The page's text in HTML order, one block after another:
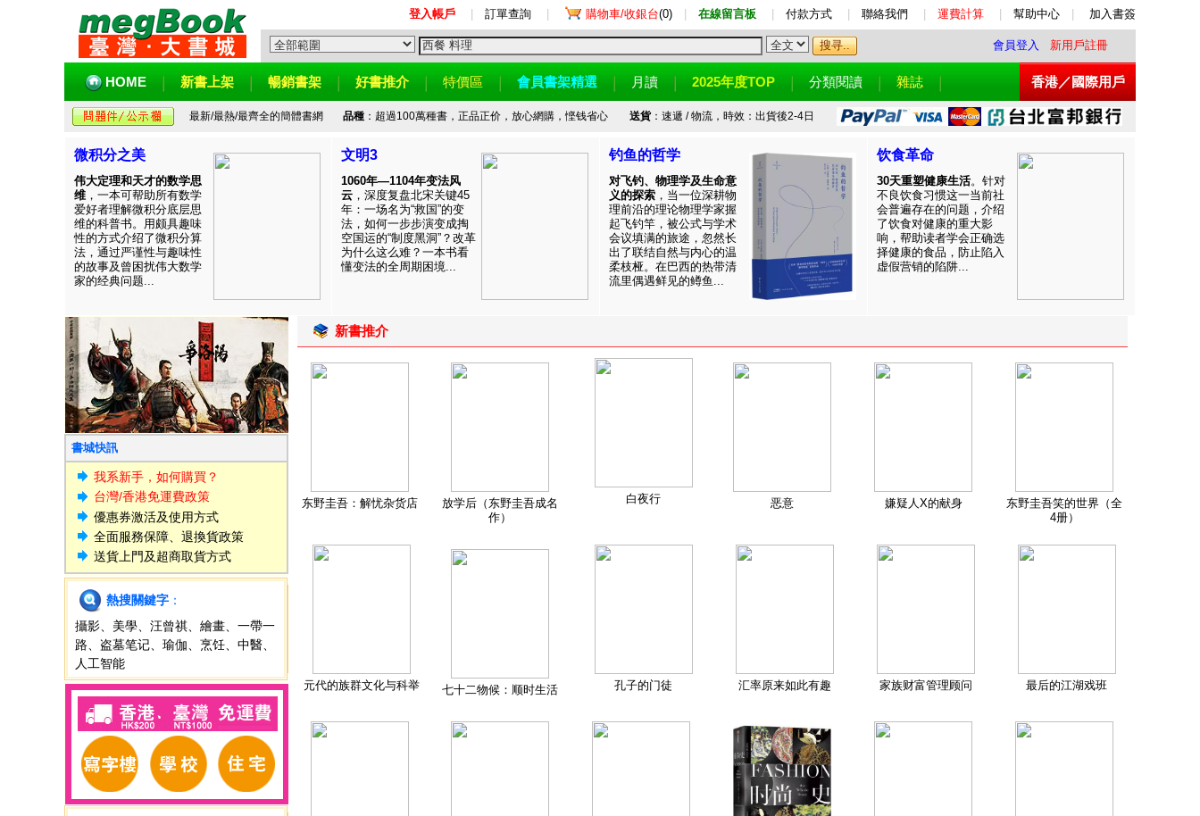
登入帳戶 訂單查詢 購物車/收銀台(0) 在線留言板 付款方式 聯絡我們 運費計算 幫助中心 加入書簽
會員登入 新用戶註冊
HOME 新書上架 暢銷書架 好書推介 特價區 會員書架精選 月讀 2025年度TOP 分類閱讀 雜誌 香港／國際用戶
最新/最熱/最齊全的簡體書網 品種：超過100萬種書，正品正价，放心網購，悭钱省心 送貨：速遞 / 物流，時效：出貨後2-4日
微积分之美
伟大定理和天才的数学思
维 ，一本可帮助所有数学
爱好者理解微积分底层思
维的科普书。用颇具趣味
性的方式介绍了微积分算
法，通过严谨性与趣味性
的故事及曾困扰伟大数学
家的经典问题...
文明3
1060年—1104年变法风
云 ，深度复盘北宋关键45
年：一场名为“救国”的变
法，如何一步步演变成掏
空国运的“制度黑洞”？改革
为什么这么难？一本书看
懂变法的全周期困境...
钓鱼的哲学
对飞钓、物理学及生命意
义的探索 ，当一位深耕物
理前沿的理论物理学家握
起飞钓竿，被公式与学术
会议填满的旅途，忽然长
出了联结自然与内心的温
柔枝桠。在巴西的热带清
流里偶遇鲜见的鳟鱼...
饮食革命
30天重塑健康生活。针对
不良饮食习惯这一当前社
会普遍存在的问题，介绍
了饮食对健康的重大影
响，帮助读者学会正确选
择健康的食品，防止陷入
虚假营销的陷阱...
書城快訊
我系新手，如何購買？
台灣/香港免運費政策
優惠券激活及使用方式
全面服務保障、退換貨政策
送貨上門及超商取貨方式
熱搜關鍵字 ：
攝影
美學 汪曾祺 繪畫
一帶一
路
盗墓笔记 瑜伽 烹饪 中醫
人工智能
新書推介
东野圭吾：解忧杂货店
放学后（东野圭吾成名
作）
白夜行 恶意 嫌疑人X的献身
东野圭吾笑的世界（全
4册）
元代的族群文化与科举 七十二物候：顺时生活 孔子的门徒 汇率原来如此有趣 家族财富管理顾问 最后的江湖戏班